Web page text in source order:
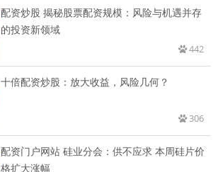
配资炒股 揭秘股票配资规模：风险与机遇并存
的投资新领域
442
十倍配资炒股：放大收益，风险几何？
306
配资门户网站 硅业分会：供不应求 本周硅片价
格扩大涨幅